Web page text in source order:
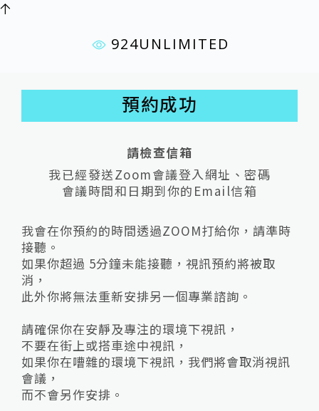
924UNLIMITED
預約成功
請檢查信箱
我已經發送Zoom會議登入網址、密碼
會議時間和日期到你的Email信箱
我會在你預約的時間透過ZOOM打給你，請準時
接聽。
如果你超過 5分鐘未能接聽，視訊預約將被取
消，
此外你將無法重新安排另一個專業諮詢。
請確保你在安靜及專注的環境下視訊，
不要在街上或搭車途中視訊，
如果你在嘈雜的環境下視訊，我們將會取消視訊
會議，
而不會另作安排。